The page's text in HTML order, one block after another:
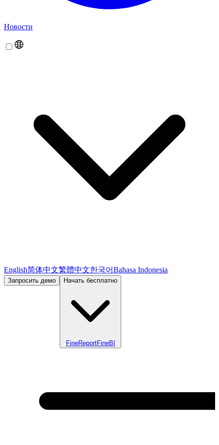
Новости
English简体中文繁體中文한국어Bahasa Indonesia
Запросить демо Начать бесплатно
FineReportFineBI